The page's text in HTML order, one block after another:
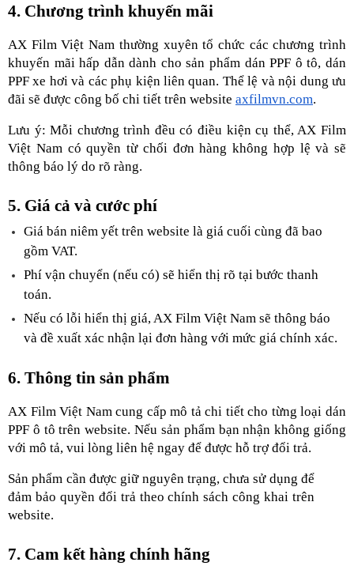
4. Chương trình khuyến mãi
AX Film Việt Nam thường xuyên tổ chức các chương trình
khuyến mãi hấp dẫn dành cho sản phẩm dán PPF ô tô, dán
PPF xe hơi và các phụ kiện liên quan. Thể lệ và nội dung ưu
đãi sẽ được công bố chi tiết trên website axfilmvn.com.
Lưu ý: Mỗi chương trình đều có điều kiện cụ thể, AX Film
Việt Nam có quyền từ chối đơn hàng không hợp lệ và sẽ
thông báo lý do rõ ràng.
5. Giá cả và cước phí
Giá bán niêm yết trên website là giá cuối cùng đã bao
gồm VAT.
Phí vận chuyển (nếu có) sẽ hiển thị rõ tại bước thanh
toán.
Nếu có lỗi hiển thị giá, AX Film Việt Nam sẽ thông báo
và đề xuất xác nhận lại đơn hàng với mức giá chính xác.
6. Thông tin sản phẩm
AX Film Việt Nam cung cấp mô tả chi tiết cho từng loại dán
PPF ô tô trên website. Nếu sản phẩm bạn nhận không giống
với mô tả, vui lòng liên hệ ngay để được hỗ trợ đổi trả.
Sản phẩm cần được giữ nguyên trạng, chưa sử dụng để
đảm bảo quyền đổi trả theo chính sách công khai trên
website.
7. Cam kết hàng chính hãng